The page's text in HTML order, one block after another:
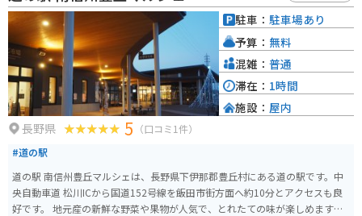
百選に選ばれた「根道神社の滝」や、全長1,200mの遊歩道が整備された「板
取峡谷」など、自然豊かな観光スポットも点在しています。
長野県 5 （口コミ1件）
#道の駅
道の駅 南信州豊丘マルシェは、長野県下伊那郡豊丘村にある道の駅です。中
央自動車道 松川ICから国道152号線を飯田市街方面へ約10分とアクセスも良
好です。 地元産の新鮮な野菜や果物が人気で、とれたての味が楽しめます。
駐車： 駐車場あり
予算： 無料
混雑： 普通
滞在： 1時間
施設： 屋内